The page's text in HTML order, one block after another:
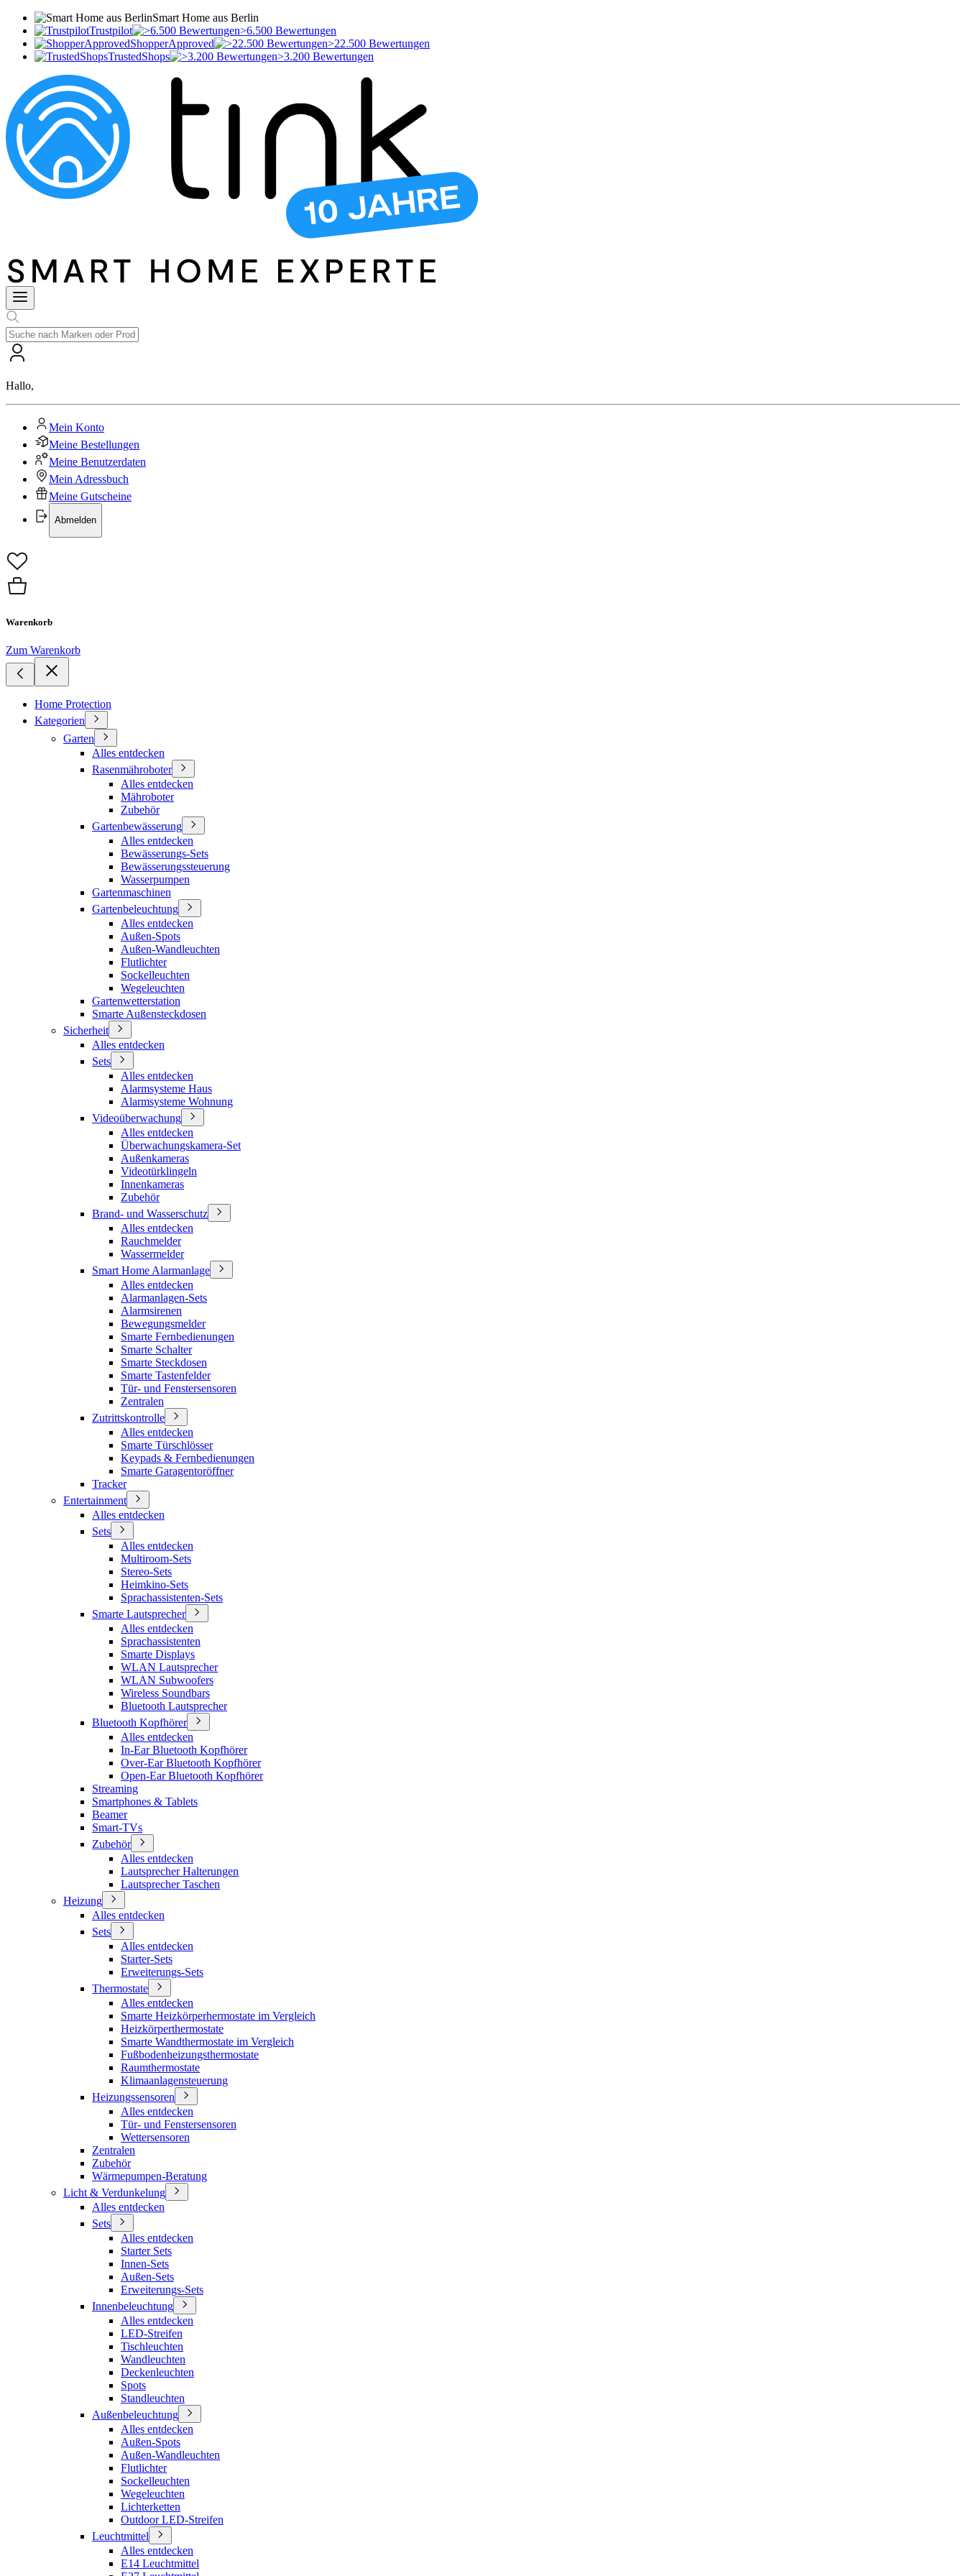
Smart Home aus Berlin
Trustpilot
>6.500 Bewertungen
ShopperApproved
>22.500 Bewertungen
TrustedShops
>3.200 Bewertungen
Hallo,
Mein Konto
Meine Bestellungen
Meine Benutzerdaten
Mein Adressbuch
Meine Gutscheine
Abmelden
Warenkorb
Zum Warenkorb
Home Protection
Kategorien
Garten
Alles entdecken
Rasenmähroboter
Alles entdecken
Mähroboter
Zubehör
Gartenbewässerung
Alles entdecken
Bewässerungs-Sets
Bewässerungssteuerung
Wasserpumpen
Gartenmaschinen
Gartenbeleuchtung
Alles entdecken
Außen-Spots
Außen-Wandleuchten
Flutlichter
Sockelleuchten
Wegeleuchten
Gartenwetterstation
Smarte Außensteckdosen
Sicherheit
Alles entdecken
Sets
Alles entdecken
Alarmsysteme Haus
Alarmsysteme Wohnung
Videoüberwachung
Alles entdecken
Überwachungskamera-Set
Außenkameras
Videotürklingeln
Innenkameras
Zubehör
Brand- und Wasserschutz
Alles entdecken
Rauchmelder
Wassermelder
Smart Home Alarmanlage
Alles entdecken
Alarmanlagen-Sets
Alarmsirenen
Bewegungsmelder
Smarte Fernbedienungen
Smarte Schalter
Smarte Steckdosen
Smarte Tastenfelder
Tür- und Fenstersensoren
Zentralen
Zutrittskontrolle
Alles entdecken
Smarte Türschlösser
Keypads & Fernbedienungen
Smarte Garagentoröffner
Tracker
Entertainment
Alles entdecken
Sets
Alles entdecken
Multiroom-Sets
Stereo-Sets
Heimkino-Sets
Sprachassistenten-Sets
Smarte Lautsprecher
Alles entdecken
Sprachassistenten
Smarte Displays
WLAN Lautsprecher
WLAN Subwoofers
Wireless Soundbars
Bluetooth Lautsprecher
Bluetooth Kopfhörer
Alles entdecken
In-Ear Bluetooth Kopfhörer
Over-Ear Bluetooth Kopfhörer
Open-Ear Bluetooth Kopfhörer
Streaming
Smartphones & Tablets
Beamer
Smart-TVs
Zubehör
Alles entdecken
Lautsprecher Halterungen
Lautsprecher Taschen
Heizung
Alles entdecken
Sets
Alles entdecken
Starter-Sets
Erweiterungs-Sets
Thermostate
Alles entdecken
Smarte Heizkörperhermostate im Vergleich
Heizkörperthermostate
Smarte Wandthermostate im Vergleich
Fußbodenheizungsthermostate
Raumthermostate
Klimaanlagensteuerung
Heizungssensoren
Alles entdecken
Tür- und Fenstersensoren
Wettersensoren
Zentralen
Zubehör
Wärmepumpen-Beratung
Licht & Verdunkelung
Alles entdecken
Sets
Alles entdecken
Starter Sets
Innen-Sets
Außen-Sets
Erweiterungs-Sets
Innenbeleuchtung
Alles entdecken
LED-Streifen
Tischleuchten
Wandleuchten
Deckenleuchten
Spots
Standleuchten
Außenbeleuchtung
Alles entdecken
Außen-Spots
Außen-Wandleuchten
Flutlichter
Sockelleuchten
Wegeleuchten
Lichterketten
Outdoor LED-Streifen
Leuchtmittel
Alles entdecken
E14 Leuchtmittel